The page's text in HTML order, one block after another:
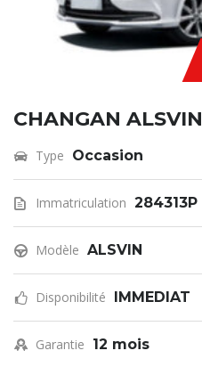
CHANGAN ALSVIN
Type Occasion
Immatriculation 284313P
Modèle ALSVIN
Disponibilité IMMEDIAT
Garantie 12 mois